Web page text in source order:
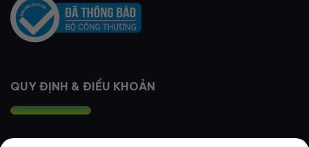
QUY ĐỊNH & ĐIỀU KHOẢN
Quy định thành viên